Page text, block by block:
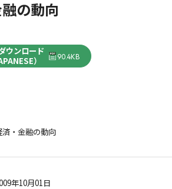
の動向
ウンロード
）
90.4KB
済・金融の動向
年10月01日